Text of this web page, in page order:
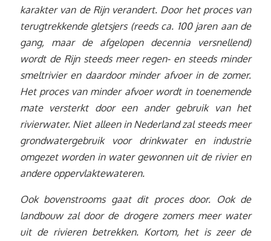
karakter van de Rijn verandert. Door het proces van
terugtrekkende gletsjers (reeds ca. 100 jaren aan de
gang, maar de afgelopen decennia versnellend)
wordt de Rijn steeds meer regen- en steeds minder
smeltrivier en daardoor minder afvoer in de zomer.
Het proces van minder afvoer wordt in toenemende
mate versterkt door een ander gebruik van het
rivierwater. Niet alleen in Nederland zal steeds meer
grondwatergebruik voor drinkwater en industrie
omgezet worden in water gewonnen uit de rivier en
andere oppervlaktewateren.
Ook bovenstrooms gaat dit proces door. Ook de
landbouw zal door de drogere zomers meer water
uit de rivieren betrekken. Kortom, het is zeer de